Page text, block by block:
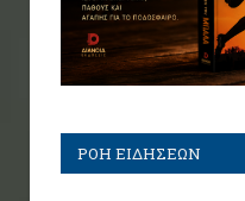
ΡΟΗ ΕΙΔΗΣΕΩΝ